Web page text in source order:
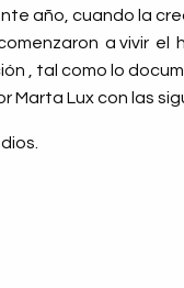
año, cuando la
a vivir el
, tal como lo
Marta Lux con las